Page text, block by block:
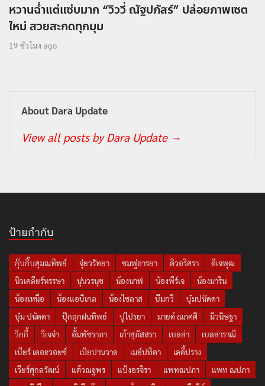
หวานฉ่ำแต่แซ่บมาก “วิววี่ ณัฐปภัสร์” ปล่อยภาพเซต
ใหม่ สวยสะกดทุกมุม
19 ชั่วโมง ago
About Dara Update
View all posts by Dara Update →
ป้ายกำกับ
กุ๊บกิ๊บสุมณทิพย์ จุ๋ยวรัทยา ชมพู่อารยา ดิวอริสรา
ดีเจพุฒ
นิวเคลียร์หรรษา
นุ่นวรนุช น้องนาฟ น้องพีร์เจ
น้องมาริน
น้องเหนือ
น้องแอบิเกล น้องไซลาส บีมกวี
บุ๋มปนัดดา
บุ๋ม ปนัดดา
ปุ๊กลุกฝนทิพย์ ปูไปรยา มายด์ ณภศศิ
มิวนิษฐา
วิกกี้
วีเจจ๋า อั้มพัชราภา เก้าสุภัสสรา เบลล่า
เบลล่าราณี
เบียร์ เดอะวอยซ์
เป้ยปานวาด เมย์ปทิดา
เลดี้ปราง
เวียร์ศุกลวัฒน์
แต้วณฐพร แป้งอรจิรา แพทณปภา
แพท ณปภา